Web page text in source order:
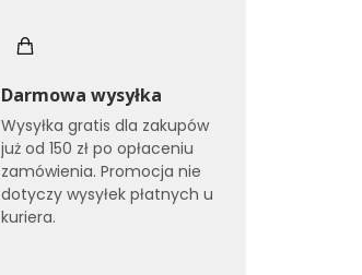
Darmowa wysyłka
Wysyłka gratis dla zakupów
już od 150 zł po opłaceniu
zamówienia. Promocja nie
dotyczy wysyłek płatnych u
kuriera.